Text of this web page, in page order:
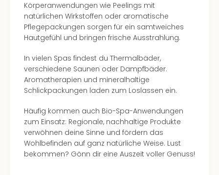
Körperanwendungen wie Peelings mit
natürlichen Wirkstoffen oder aromatische
Pflegepackungen sorgen für ein samtweiches
Hautgefühl und bringen frische Ausstrahlung.
In vielen Spas findest du Thermalbäder,
verschiedene Saunen oder Dampfbäder.
Aromatherapien und mineralhaltige
Schlickpackungen laden zum Loslassen ein.
Häufig kommen auch Bio-Spa-Anwendungen
zum Einsatz: Regionale, nachhaltige Produkte
verwöhnen deine Sinne und fördern das
Wohlbefinden auf ganz natürliche Weise. Lust
bekommen? Gönn dir eine Auszeit voller Genuss!